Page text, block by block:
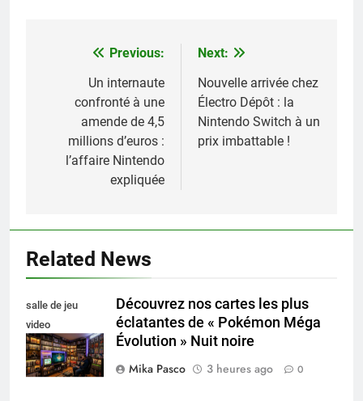
Navigation
l’article
Previous:
Un internaute
confronté à une
amende de 4,5
millions d’euros :
l’affaire Nintendo
expliquée
Next:
Nouvelle arrivée chez
Électro Dépôt : la
Nintendo Switch à un
prix imbattable !
Related News
salle de jeu
video
collectionneur
Découvrez nos cartes les plus
éclatantes de « Pokémon Méga
Évolution » Nuit noire
Mika Pasco
3 heures ago 0